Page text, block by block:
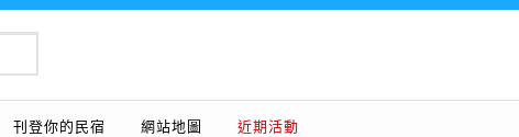
刊登你的民宿 網站地圖 近期活動